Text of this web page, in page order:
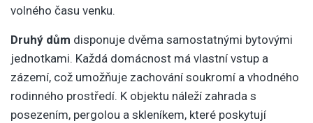
volného času venku.
Druhý dům disponuje dvěma samostatnými bytovými
jednotkami. Každá domácnost má vlastní vstup a
zázemí, což umožňuje zachování soukromí a vhodného
rodinného prostředí. K objektu náleží zahrada s
posezením, pergolou a skleníkem, které poskytují